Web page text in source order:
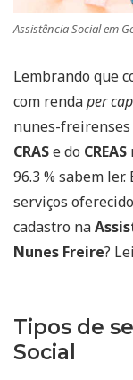
Assistência Social em
Lembrando que
com rendaper
nunes-freirenses
CRASe do CREAS
96.3 % sabem
serviços
cadastro na
Nunes Freire?
Tipos de
Social